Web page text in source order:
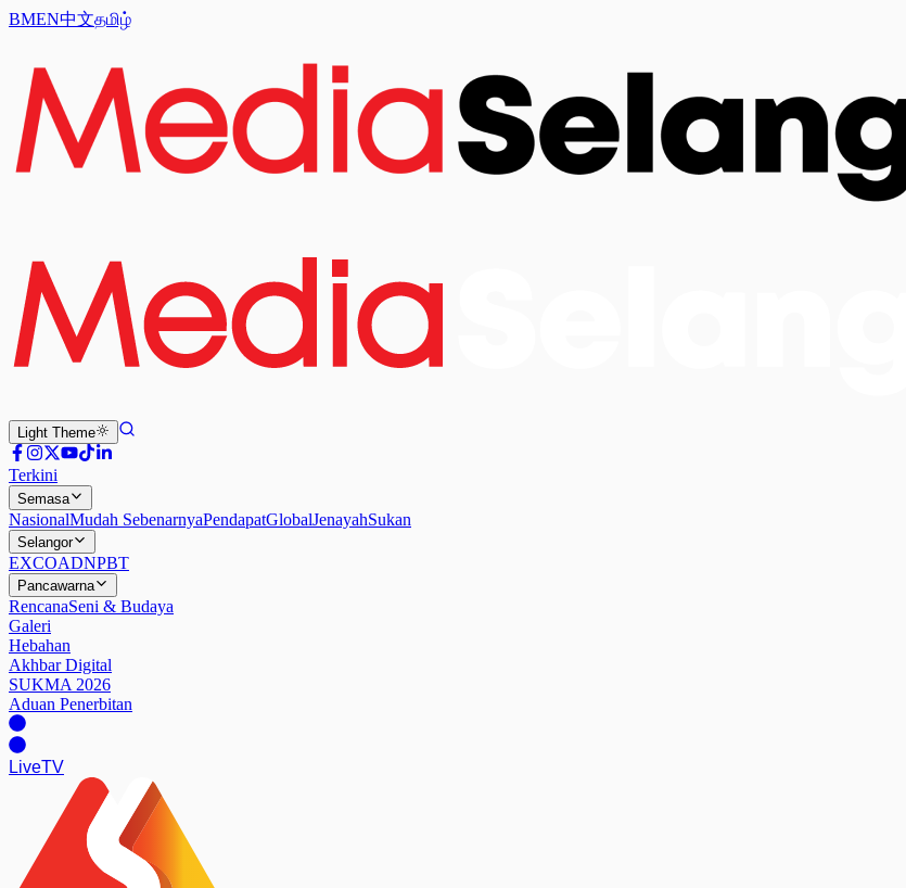
BMEN中文தமிழ்
Light Theme
Terkini
Semasa
NasionalMudah SebenarnyaPendapatGlobalJenayahSukan
Selangor
EXCOADNPBT
Pancawarna
RencanaSeni & Budaya
Galeri
Hebahan
Akhbar Digital
SUKMA 2026
Aduan Penerbitan
LiveTV